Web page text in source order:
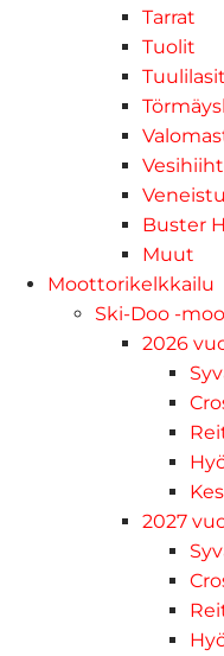
Tarrat
Tuolit
Tuulilasit
Buster
Muut
Moottorikelkkailu
Ski-Doo -
2026
2027